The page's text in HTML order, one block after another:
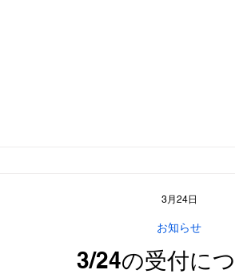
3/24の受付に
お知らせ
3月24日